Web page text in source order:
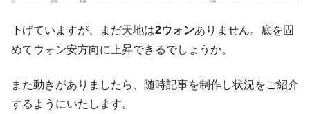
国の過剰生産が世界を蝕む。
『Money1』
韓国製造業「半導体絶好調」のウラで他業
『Money1』
【米韓激突案件】韓国消費者院が『クーパ
ン』1人当たり賠償10万ウォンを認定 ⇒ 総額3兆7,000億
下げていますが、まだ天地は2ウォンありません。底を固
めてウォン安方向に上昇できるでしょうか。
また動きがありましたら、随時記事を制作し状況をご紹介
するようにいたします。